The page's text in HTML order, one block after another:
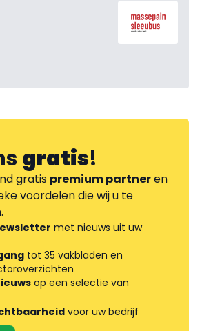
gratis!
gratis premium partneren
voordelen die wij u te
met nieuws uit uw
tot 35 vakbladen en
op een selectie van
voor uw bedrijf